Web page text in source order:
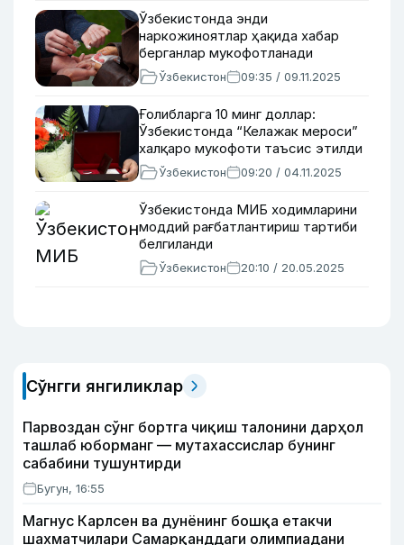
Ўзбекистонда энди
наркожиноятлар ҳақида хабар
берганлар мукофотланади
Ўзбекистон 09:35 / 09.11.2025
Ғолибларга 10 минг доллар:
Ўзбекистонда “Келажак мероси”
халқаро мукофоти таъсис этилди
Ўзбекистон 09:20 / 04.11.2025
Ўзбекистонда МИБ ходимларини
моддий рағбатлантириш тартиби
белгиланди
Ўзбекистон 20:10 / 20.05.2025
Сўнгги янгиликлар
Парвоздан сўнг бортга чиқиш талонини дарҳол
ташлаб юборманг — мутахассислар бунинг
сабабини тушунтирди
Бугун, 16:55
Магнус Карлсен ва дунёнинг бошқа етакчи
шахматчилари Самарқанддаги олимпиадани